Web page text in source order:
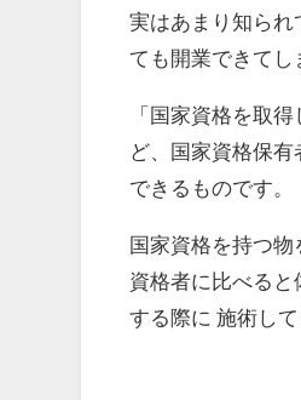
実はあまり知られ
ても開業できてし
「国家資格を取
ど、国家資格保
できるものです。
国家資格を持つ
資格者に比べる
する際に 施術し